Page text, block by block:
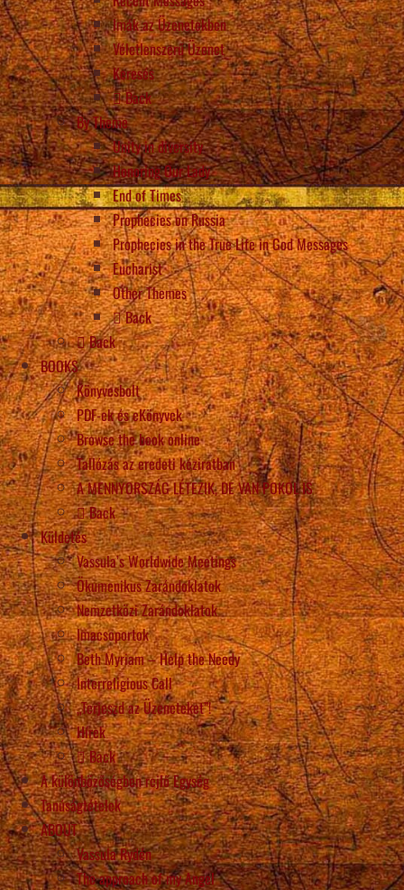
Imák az Üzenetekben
Véletlenszerű Üzenet
Keresés
Back
By Theme
Unity in diversity
Honoring Our Lady
End of Times
Prophecies on Russia
Prophecies in the True Life in God Messages
Eucharist
Other Themes
Back
Back
BOOKS
Könyvesbolt
PDF-ek és eKönyvek
Browse the book online
Tallózás az eredeti kéziratban
A MENNYORSZÁG LÉTEZIK, DE VAN POKOL IS
Back
Küldetés
Vassula’s Worldwide Meetings
Ökumenikus Zarándoklatok
Nemzetközi Zarándoklatok
Imacsoportok
Beth Myriam – Help the Needy
Interreligious Call
„Terjeszd az Üzeneteket”!
Hírek
Back
A különbözőségben rejlő Egység
Tanúságtételek
ABOUT
Vassula Rydén
The approach of my Angel